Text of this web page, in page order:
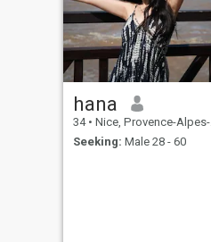
hana
34 • Nice, Provence-Alpes-Côte d'Azur, France
Seeking: Male 28 - 60